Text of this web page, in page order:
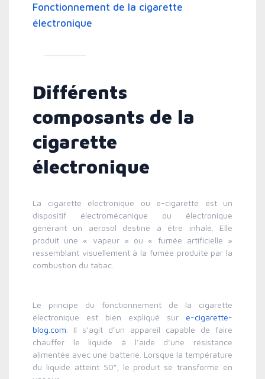
Fonctionnement de la cigarette
électronique
Différents
composants de la
cigarette
électronique
La cigarette électronique ou e-cigarette est un
dispositif électromécanique ou électronique
générant un aérosol destiné à être inhalé. Elle
produit une « vapeur » ou « fumée artificielle »
ressemblant visuellement à la fumée produite par la
combustion du tabac.
Le principe du fonctionnement de la cigarette
électronique est bien expliqué sur e-cigarette-
blog.com . Il s’agit d’un appareil capable de faire
chauffer le liquide à l’aide d’une résistance
alimentée avec une batterie. Lorsque la température
du liquide atteint 50°, le produit se transforme en